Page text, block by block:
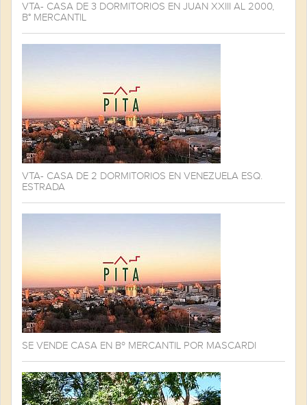
VTA- CASA DE 3 DORMITORIOS EN JUAN XXIII AL 2000,
B° MERCANTIL
VTA- CASA DE 2 DORMITORIOS EN VENEZUELA ESQ.
ESTRADA
SE VENDE CASA EN Bº MERCANTIL POR MASCARDI